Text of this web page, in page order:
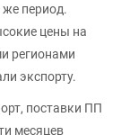
же период.
цены на
регионами
экспорту.
поставки ПП
месяцев